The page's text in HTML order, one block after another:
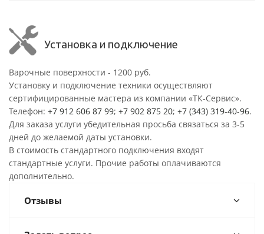
Установка и подключение
Варочные поверхности - 1200 руб.
Установку и подключение техники осуществляют
сертифицированные мастера из компании «ТК-Сервис».
Телефон: +7 912 606 87 99; +7 902 875 20; +7 (343) 319-40-96.
Для заказа услуги убедительная просьба связаться за 3-5
дней до желаемой даты установки.
В стоимость стандартного подключения входят
стандартные услуги. Прочие работы оплачиваются
дополнительно.
Отзывы